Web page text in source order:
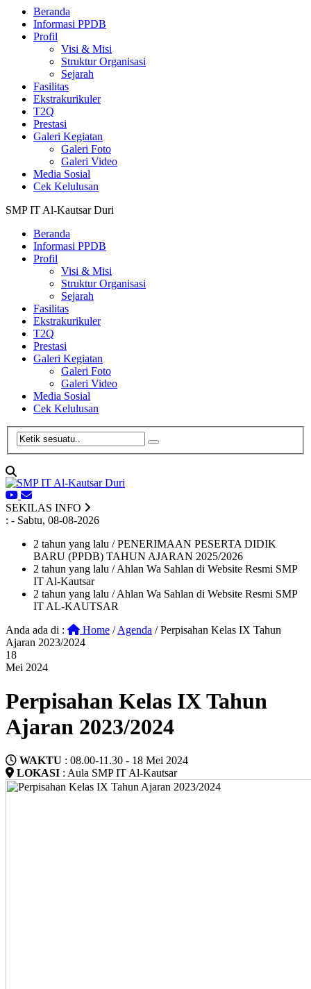
Beranda
Informasi PPDB
Profil
Visi & Misi
Struktur Organisasi
Sejarah
Fasilitas
Ekstrakurikuler
T2Q
Prestasi
Galeri Kegiatan
Galeri Foto
Galeri Video
Media Sosial
Cek Kelulusan
SMP IT Al-Kautsar Duri
Beranda
Informasi PPDB
Profil
Visi & Misi
Struktur Organisasi
Sejarah
Fasilitas
Ekstrakurikuler
T2Q
Prestasi
Galeri Kegiatan
Galeri Foto
Galeri Video
Media Sosial
Cek Kelulusan
SEKILAS INFO
: - Sabtu, 08-08-2026
2 tahun yang lalu / PENERIMAAN PESERTA DIDIK
BARU (PPDB) TAHUN AJARAN 2025/2026
2 tahun yang lalu / Ahlan Wa Sahlan di Website Resmi SMP
IT Al-Kautsar
2 tahun yang lalu / Ahlan Wa Sahlan di Website Resmi SMP
IT AL-KAUTSAR
Anda ada di :
Home /Agenda /Perpisahan Kelas IX Tahun
Ajaran 2023/2024
18
Mei 2024
Perpisahan Kelas IX Tahun
Ajaran 2023/2024
WAKTU : 08.00-11.30 - 18 Mei 2024
LOKASI : Aula SMP IT Al-Kautsar